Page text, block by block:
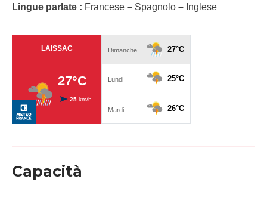
Lingue parlate : Francese – Spagnolo – Inglese
Capacità